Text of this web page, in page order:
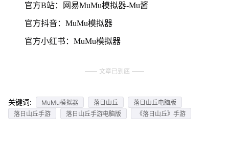
官方B站：网易MuMu模拟器-Mu酱
官方抖音：MuMu模拟器
官方小红书：MuMu模拟器
文章已到底
关键词: MuMu模拟器 落日山丘
落日山丘电脑版
落日山丘手游
落日山丘手游电脑版 《落日山丘》手游